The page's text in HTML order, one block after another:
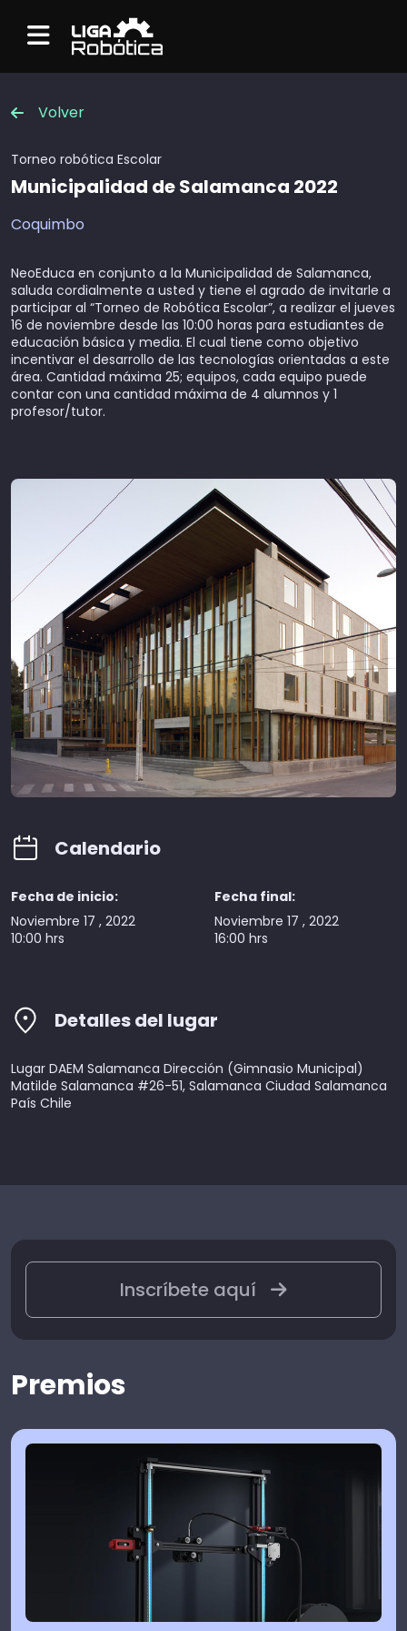
Menu
Volver
Torneo robótica Escolar
Municipalidad de Salamanca 2022
Coquimbo
NeoEduca en conjunto a la Municipalidad de Salamanca,
saluda cordialmente a usted y tiene el agrado de invitarle a
participar al “Torneo de Robótica Escolar”, a realizar el jueves
16 de noviembre desde las 10:00 horas para estudiantes de
educación básica y media. El cual tiene como objetivo
incentivar el desarrollo de las tecnologías orientadas a este
área. Cantidad máxima 25; equipos, cada equipo puede
contar con una cantidad máxima de 4 alumnos y 1
profesor/tutor.
Calendario
Fecha de inicio:
Noviembre 17 , 2022
10:00 hrs
Fecha final:
Noviembre 17 , 2022
16:00 hrs
Detalles del lugar
Lugar DAEM Salamanca Dirección (Gimnasio Municipal)
Matilde Salamanca #26-51, Salamanca Ciudad Salamanca
País Chile
Inscríbete aquí
Premios